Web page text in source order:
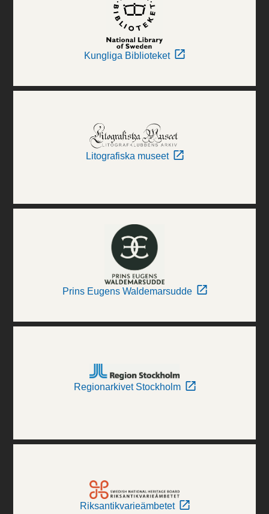
Kungliga Biblioteket
Litografiska museet
Prins Eugens Waldemarsudde
Regionarkivet Stockholm
Riksantikvarieämbetet